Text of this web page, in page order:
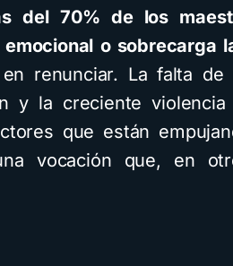
del 70% de los
o sobrecarga
renunciar. La falta de
y la creciente
que están
vocación que, en